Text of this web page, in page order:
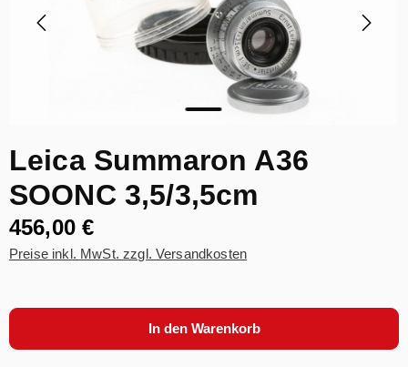
Leica Summaron A36
SOONC 3,5/3,5cm
456,00 €
Preise inkl. MwSt. zzgl. Versandkosten
In den Warenkorb